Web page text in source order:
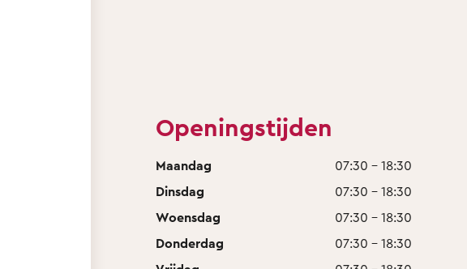
Openingstijden
Maandag
07:30 - 18:30
Dinsdag
07:30 - 18:30
Woensdag
07:30 - 18:30
Donderdag
07:30 - 18:30